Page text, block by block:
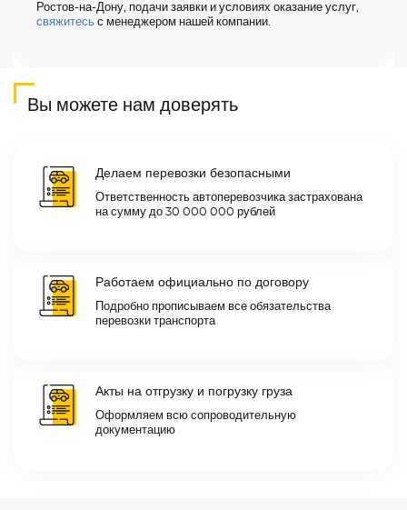
Ростов-на-Дону, подачи заявки и условиях оказание услуг,
свяжитесь с менеджером нашей компании.
Вы можете нам доверять
Делаем перевозки безопасными
Ответственность автоперевозчика застрахована
на сумму до 30 000 000 рублей
Работаем официально по договору
Подробно прописываем все обязательства
перевозки транспорта
Акты на отгрузку и погрузку груза
Оформляем всю сопроводительную
документацию